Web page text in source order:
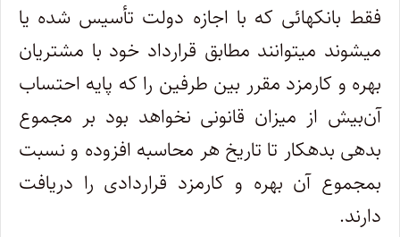
‌فقط بانکهائی که با اجازه دولت تأسیس شده یا
میشوند میتوانند مطابق قرارداد خود با مشتریان
بهره و کارمزد مقرر بین طرفین را که پایه احتساب
آن‌بیش از میزان قانونی نخواهد بود بر مجموع
بدهی بدهکار تا تاریخ هر محاسبه افزوده و نسبت
بمجموع آن بهره و کارمزد قراردادی را دریافت
دارند.